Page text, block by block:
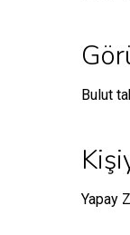
Bulut
Yapay